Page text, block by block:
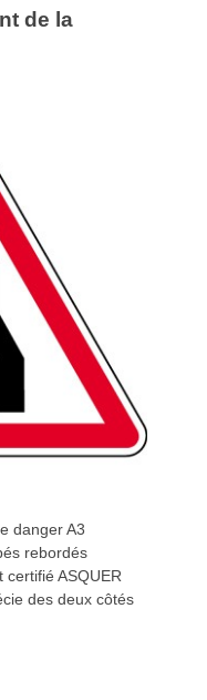
de la
danger A3
rebordés
ASQUER
des deux côtés